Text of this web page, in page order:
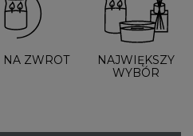
ZWROT
NAJWIĘKSZY
WYBÓR